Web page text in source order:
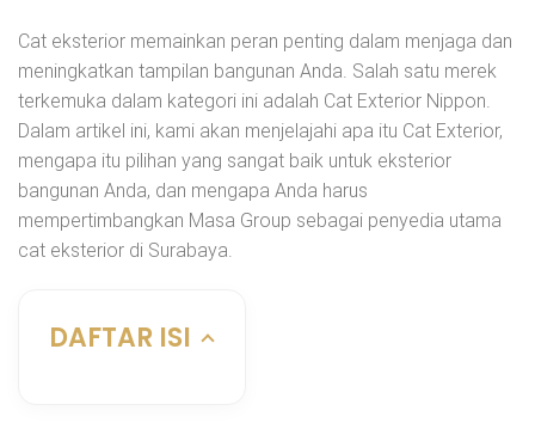
Cat eksterior memainkan peran penting dalam menjaga dan
meningkatkan tampilan bangunan Anda. Salah satu merek
terkemuka dalam kategori ini adalah Cat Exterior Nippon.
Dalam artikel ini, kami akan menjelajahi apa itu Cat Exterior,
mengapa itu pilihan yang sangat baik untuk eksterior
bangunan Anda, dan mengapa Anda harus
mempertimbangkan Masa Group sebagai penyedia utama
cat eksterior di Surabaya.
DAFTAR ISI